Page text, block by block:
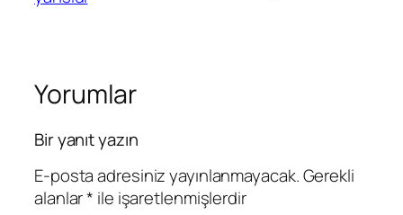
Yorumlar
Bir yanıt yazın
E-posta adresiniz yayınlanmayacak.Gerekli
alanlar* ile işaretlenmişlerdir